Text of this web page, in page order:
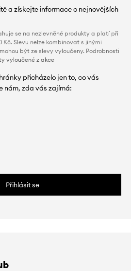
a získejte informace o nejnovějších
se na nezlevněné produkty a platí při
Kč. Slevu nelze kombinovat s jinými
být ze slevy vyloučeny. Podrobnosti
vyloučené z akce
přicházelo jen to, co vás
nám, zda vás zajímá:
Přihlásit se